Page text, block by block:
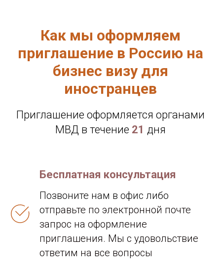
Как мы оформляем
приглашение в Россию на
бизнес визу для
иностранцев
Приглашение оформляется органами
МВД в течение 21 дня
Бесплатная консультация
Позвоните нам в офис либо
отправьте по электронной почте
запрос на оформление
приглашения. Мы с удовольствие
ответим на все вопросы